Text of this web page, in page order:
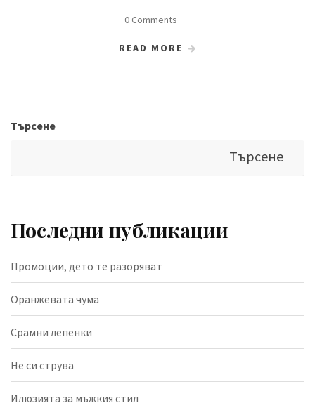
0 Comments
READ MORE
Търсене
Търсене
Последни публикации
Промоции, дето те разоряват
Оранжевата чума
Срамни лепенки
Не си струва
Илюзията за мъжкия стил